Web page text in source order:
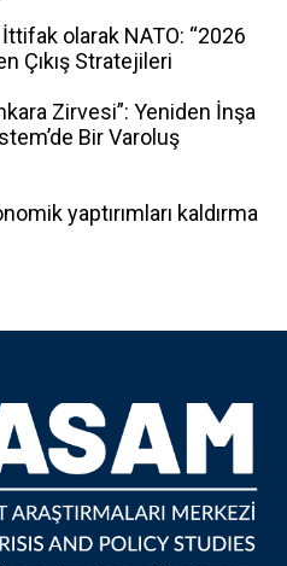
olarak NATO: “2026
Çıkış Stratejileri
Zirvesi”: Yeniden İnşa
Bir Varoluş
yaptırımları kaldırma